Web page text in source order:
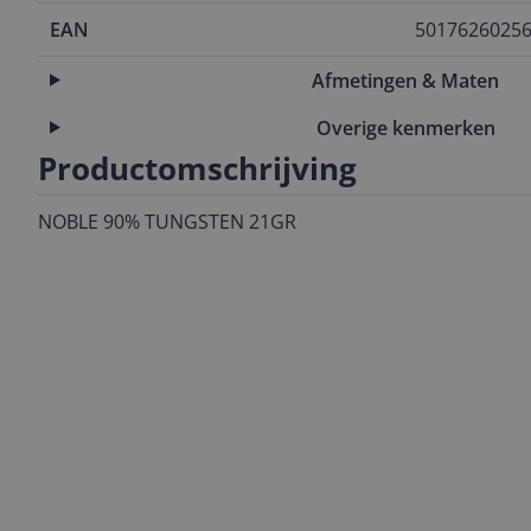
EAN
Afmetingen & Maten
Overige kenmerken
Productomschrijving
NOBLE 90% TUNGSTEN 21GR